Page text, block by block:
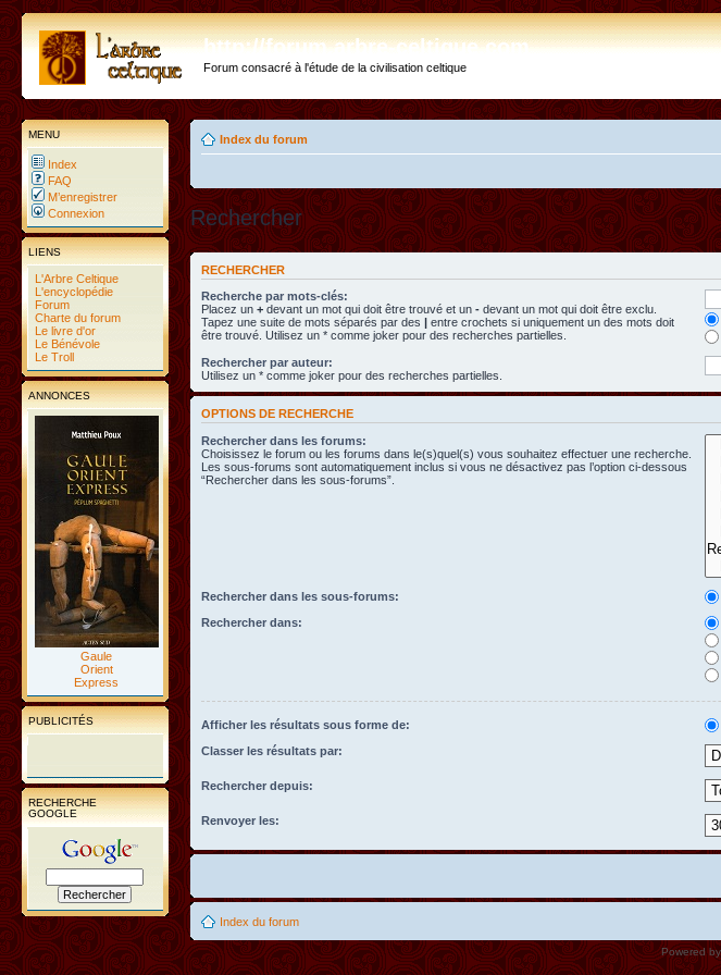
http://forum.arbre-celtique.com
Forum consacré à l'étude de la civilisation celtique
MENU
Index
FAQ
M’enregistrer
Connexion
LIENS
L'Arbre Celtique
L'encyclopédie
Forum
Charte du forum
Le livre d'or
Le Bénévole
Le Troll
ANNONCES
Gaule
Orient
Express
PUBLICITÉS
RECHERCHE
GOOGLE
Index du forum
Rechercher
RECHERCHER
Recherche par mots-clés:
Placez un + devant un mot qui doit être trouvé et un - devant un mot qui doit être exclu.
Tapez une suite de mots séparés par des | entre crochets si uniquement un des mots doit
être trouvé. Utilisez un * comme joker pour des recherches partielles.
Rechercher par auteur:
Utilisez un * comme joker pour des recherches partielles.
OPTIONS DE RECHERCHE
Rechercher dans les forums:
Choisissez le forum ou les forums dans le(s)quel(s) vous souhaitez effectuer une recherche.
Les sous-forums sont automatiquement inclus si vous ne désactivez pas l’option ci-dessous
“Rechercher dans les sous-forums”.
Rechercher dans les sous-forums:
Rechercher dans:
Afficher les résultats sous forme de:
Classer les résultats par:
Rechercher depuis:
Renvoyer les:
Index du forum
Powered